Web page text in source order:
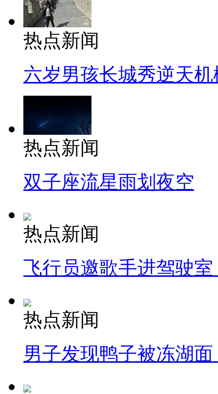
热点新闻
六岁男孩长城秀逆天机
热点新闻
双子座流星雨划夜空
热点新闻
飞行员邀歌手进驾驶
热点新闻
男子发现鸭子被冻湖